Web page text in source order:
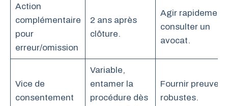
Action
complémentaire
pour
erreur/omission
2 ans après
clôture.
Agir rapidement,
consulter un
avocat.
Vice de
consentement
Variable,
entamer la
procédure dès
Fournir preuves
robustes.